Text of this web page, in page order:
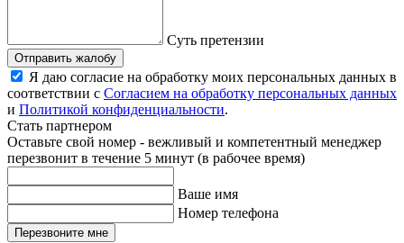
Суть претензии
Отправить жалобу
Я даю согласие на обработку моих персональных данных в
соответствии с Согласием на обработку персональных данных
и Политикой конфиденциальности.
Стать партнером
Оставьте свой номер - вежливый и компетентный менеджер
перезвонит в течение 5 минут (в рабочее время)
Ваше имя
Номер телефона
Перезвоните мне